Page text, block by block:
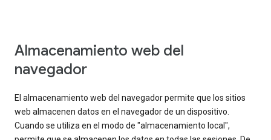
Almacenamiento web del
navegador
El almacenamiento web del navegador permite que los sitios
web almacenen datos en el navegador de un dispositivo.
Cuando se utiliza en el modo de "almacenamiento local",